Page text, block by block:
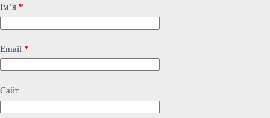
Ім’я *
Email *
Сайт